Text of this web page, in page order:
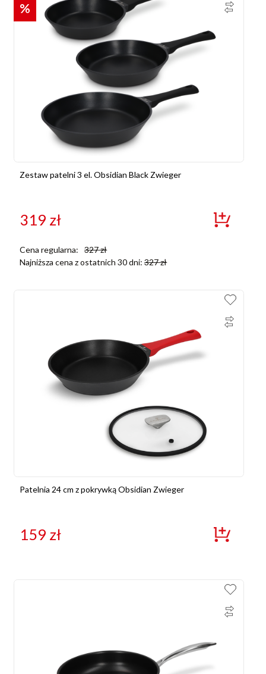
%
Zestaw patelni 3 el. Obsidian Black Zwieger
319 zł
Cena regularna: 327zł
Najniższa cena z ostatnich 30 dni:327zł
Patelnia 24 cm z pokrywką Obsidian Zwieger
159 zł